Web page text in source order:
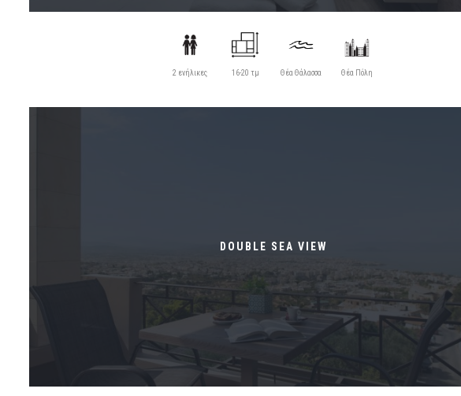
2 ενήλικες 16-20 τμ Θέα Θάλασσα Θέα Πόλη
DOUBLE SEA VIEW